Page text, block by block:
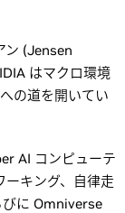
ン (Jensen
はマクロ環境
の道を開いてい
AI コンピューテ
キング、自律走
に Omniverse